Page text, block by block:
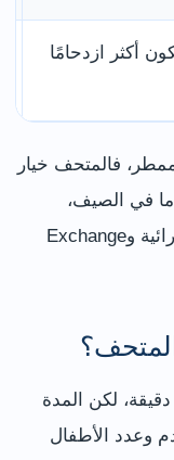
أكثر ازدحامًا
فالمتحف خيار
في الصيف،
فيمكن دمجه مع جولة مشي حول الكاتدرائية وExchange
ينصح المتحف بمتوسط زيارة حوالي 90 دقيقة، لكن المدة
وعدد الأطفال